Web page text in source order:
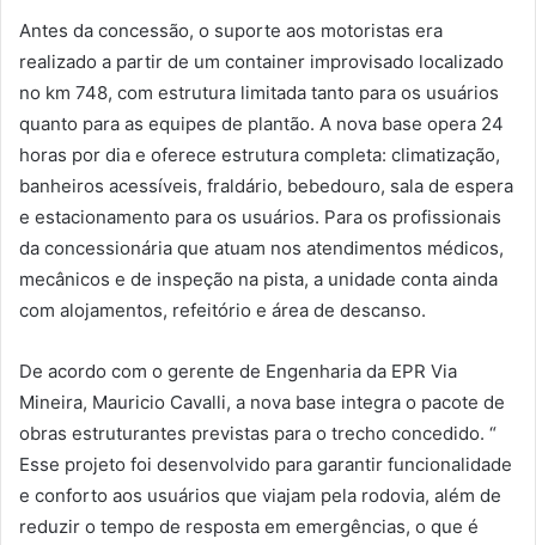
Antes da concessão, o suporte aos motoristas era
realizado a partir de um container improvisado localizado
no km 748, com estrutura limitada tanto para os usuários
quanto para as equipes de plantão. A nova base opera 24
horas por dia e oferece estrutura completa: climatização,
banheiros acessíveis, fraldário, bebedouro, sala de espera
e estacionamento para os usuários. Para os profissionais
da concessionária que atuam nos atendimentos médicos,
mecânicos e de inspeção na pista, a unidade conta ainda
com alojamentos, refeitório e área de descanso.
De acordo com o gerente de Engenharia da EPR Via
Mineira, Mauricio Cavalli, a nova base integra o pacote de
obras estruturantes previstas para o trecho concedido. “
Esse projeto foi desenvolvido para garantir funcionalidade
e conforto aos usuários que viajam pela rodovia, além de
reduzir o tempo de resposta em emergências, o que é